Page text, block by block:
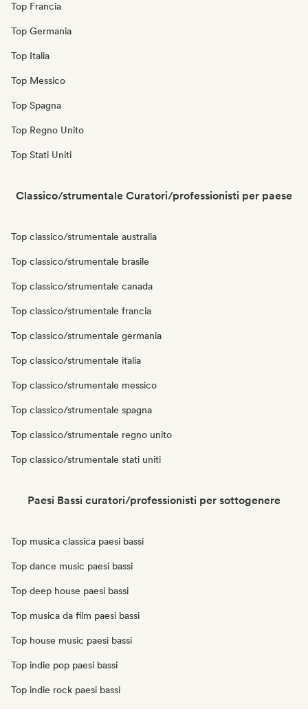
Top Francia
Top Germania
Top Italia
Top Messico
Top Spagna
Top Regno Unito
Top Stati Uniti
Classico/strumentale Curatori/professionisti per paese
Top classico/strumentale australia
Top classico/strumentale brasile
Top classico/strumentale canada
Top classico/strumentale francia
Top classico/strumentale germania
Top classico/strumentale italia
Top classico/strumentale messico
Top classico/strumentale spagna
Top classico/strumentale regno unito
Top classico/strumentale stati uniti
Paesi Bassi curatori/professionisti per sottogenere
Top musica classica paesi bassi
Top dance music paesi bassi
Top deep house paesi bassi
Top musica da film paesi bassi
Top house music paesi bassi
Top indie pop paesi bassi
Top indie rock paesi bassi